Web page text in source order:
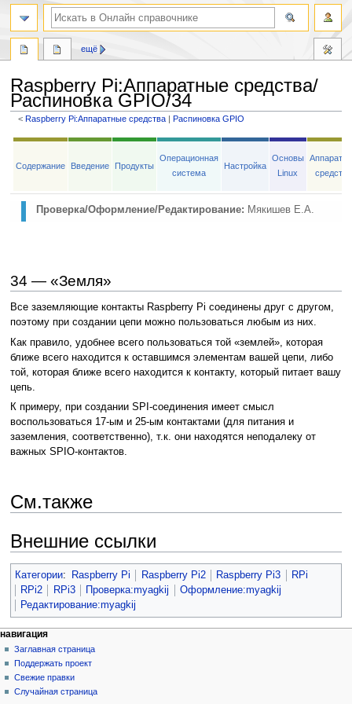
Raspberry Pi:Аппаратные средства/
Распиновка GPIO/34
<Raspberry Pi:Аппаратные средства ‎ |Распиновка GPIO
Перейти
навигации
Перейти
поиску
Содержание Введение Продукты
Операционная
система
Настройка
Основы
Linux
средства
Проверка/Оформление/Редактирование: Мякишев Е.А.
34 — «Земля»
Все заземляющие контакты Raspberry Pi соединены друг с другом,
поэтому при создании цепи можно пользоваться любым из них.
Как правило, удобнее всего пользоваться той «землей», которая
ближе всего находится к оставшимся элементам вашей цепи, либо
той, которая ближе всего находится к контакту, который питает вашу
цепь.
К примеру, при создании SPI-соединения имеет смысл
воспользоваться 17-ым и 25-ым контактами (для питания и
заземления, соответственно), т.к. они находятся неподалеку от
важных SPIO-контактов.
См.также
Внешние ссылки
Категории: Raspberry Pi Raspberry Pi2 Raspberry Pi3
RPi
RPi2
RPi3 Проверка:myagkij
Оформление:myagkij
Редактирование:myagkij
ещё
навигация
Заглавная страница
Поддержать проект
Свежие правки
Случайная страница